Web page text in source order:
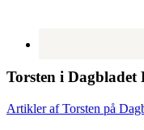
Torsten i Dagbladet
Artikler af Torsten på